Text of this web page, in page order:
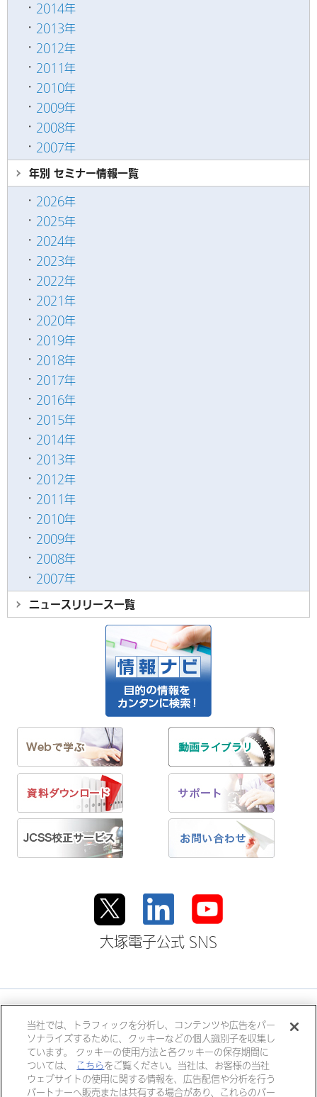
2014年
2013年
2012年
2011年
2010年
2009年
2008年
2007年
年別 セミナー情報一覧
2026年
2025年
2024年
2023年
2022年
2021年
2020年
2019年
2018年
2017年
2016年
2015年
2014年
2013年
2012年
2011年
2010年
2009年
2008年
2007年
ニュースリリース一覧
大塚電子公式 SNS
大塚ホールディングス
大塚製薬 大塚製薬工場
大鵬薬品工業
大塚倉庫
大塚化学
大塚食品
大塚メディカルデバイス
当社では、トラフィックを分析し、コンテンツや広告をパー
ソナライズするために、クッキーなどの個人識別子を収集し
ています。 クッキーの使用方法と各クッキーの保存期間に
ついては、
こちらをご覧ください。当社は、お客様の当社
ウェブサイトの使用に関する情報を、広告配信や分析を行う
パートナーへ販売または共有する場合があり、これらのパー